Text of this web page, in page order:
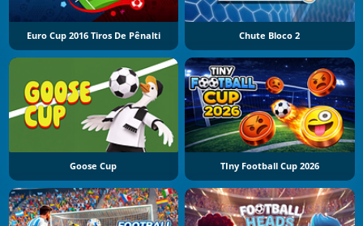
Euro Cup 2016 Tiros De Pênalti Chute Bloco 2
Goose Cup TIny Football Cup 2026